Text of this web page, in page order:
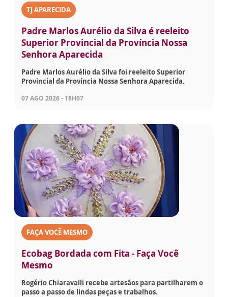
TJ APARECIDA
Padre Marlos Aurélio da Silva é reeleito
Superior Provincial da Província Nossa
Senhora Aparecida
Padre Marlos Aurélio da Silva foi reeleito Superior
Provincial da Província Nossa Senhora Aparecida.
07 AGO 2026 - 18H07
FAÇA VOCÊ MESMO
Ecobag Bordada com Fita - Faça Você
Mesmo
Rogério Chiaravalli recebe artesãos para partilharem o
passo a passo de lindas peças e trabalhos.